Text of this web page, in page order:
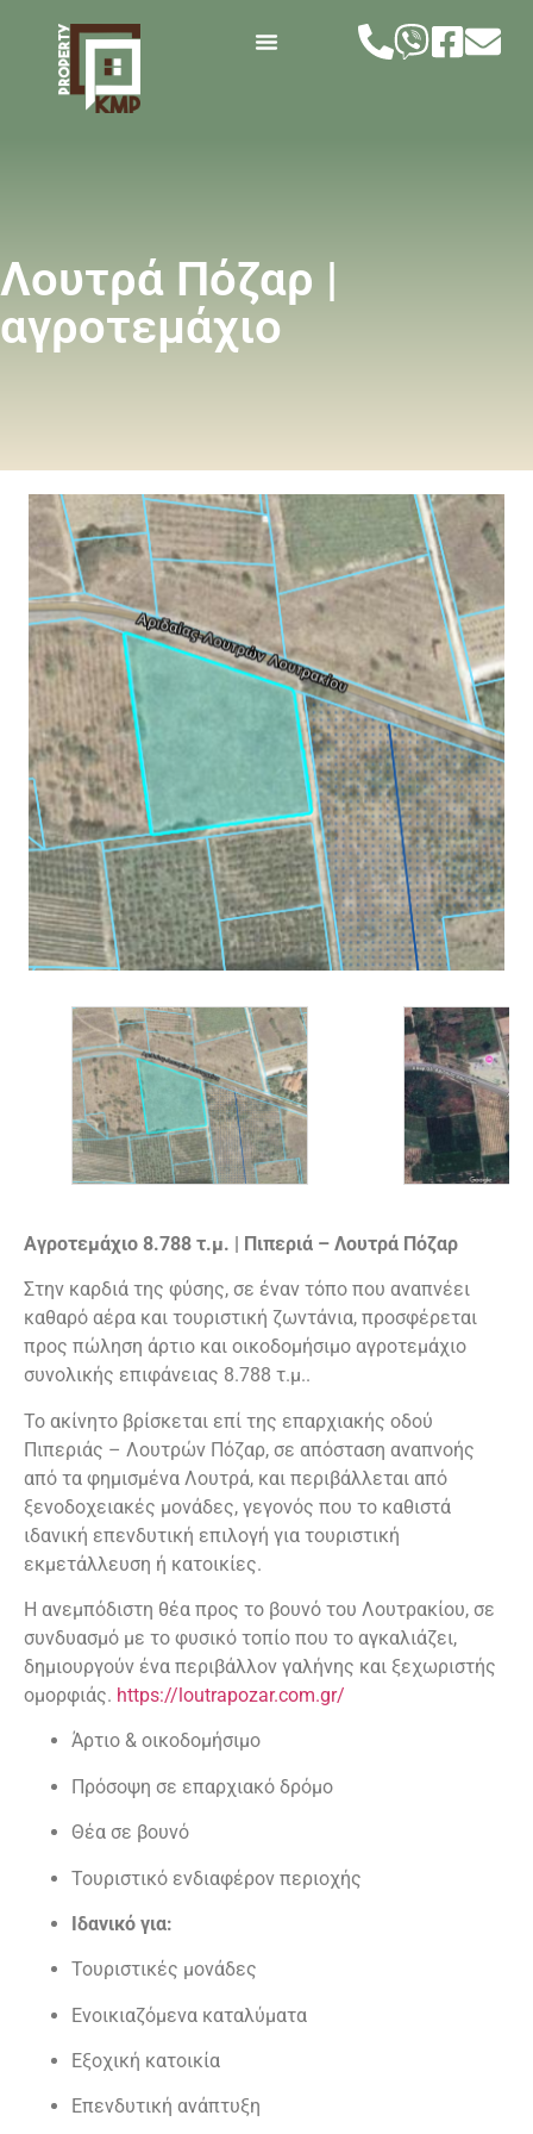
Λουτρά Πόζαρ |
αγροτεμάχιο
Αγροτεμάχιο 8.788 τ.μ. | Πιπεριά – Λουτρά Πόζαρ
Στην καρδιά της φύσης, σε έναν τόπο που αναπνέει
καθαρό αέρα και τουριστική ζωντάνια, προσφέρεται
προς πώληση άρτιο και οικοδομήσιμο αγροτεμάχιο
συνολικής επιφάνειας 8.788 τ.μ..
Το ακίνητο βρίσκεται επί της επαρχιακής οδού
Πιπεριάς – Λουτρών Πόζαρ, σε απόσταση αναπνοής
από τα φημισμένα Λουτρά, και περιβάλλεται από
ξενοδοχειακές μονάδες, γεγονός που το καθιστά
ιδανική επενδυτική επιλογή για τουριστική
εκμετάλλευση ή κατοικίες.
Η ανεμπόδιστη θέα προς το βουνό του Λουτρακίου, σε
συνδυασμό με το φυσικό τοπίο που το αγκαλιάζει,
δημιουργούν ένα περιβάλλον γαλήνης και ξεχωριστής
ομορφιάς. https://loutrapozar.com.gr/
Άρτιο & οικοδομήσιμο
Πρόσοψη σε επαρχιακό δρόμο
Θέα σε βουνό
Τουριστικό ενδιαφέρον περιοχής
Ιδανικό για:
Τουριστικές μονάδες
Ενοικιαζόμενα καταλύματα
Εξοχική κατοικία
Επενδυτική ανάπτυξη